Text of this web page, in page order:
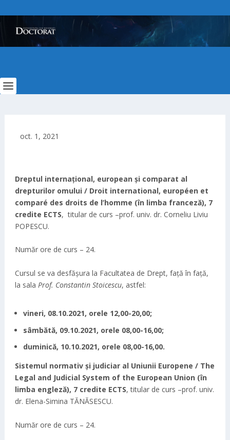
oct. 1, 2021
Dreptul internațional, european și comparat al
drepturilor omului / Droit international, européen et
comparé des droits de l’homme (în limba franceză), 7
credite ECTS, titular de curs –prof. univ. dr. Corneliu Liviu
POPESCU.
Număr ore de curs – 24.
Cursul se va desfășura la Facultatea de Drept, față în față,
la sala Prof. Constantin Stoicescu, astfel:
vineri, 08.10.2021, orele 12,00-20,00;
sâmbătă, 09.10.2021, orele 08,00-16,00;
duminică, 10.10.2021, orele 08,00-16,00.
Sistemul normativ și judiciar al Uniunii Europene / The
Legal and Judicial System of the European Union (în
limba engleză), 7 credite ECTS, titular de curs –prof. univ.
dr. Elena-Simina TĂNĂSESCU.
Număr ore de curs – 24.